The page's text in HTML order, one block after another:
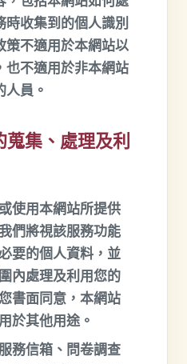
收集到的個人識別
策不適用於本網站以
也不適用於非本網站
人員。
集、處理及利
使用本網站所提供
們將視該服務功能
要的個人資料，並
內處理及利用您的
書面同意，本網站
於其他用途。
務信箱、問卷調查